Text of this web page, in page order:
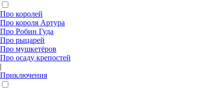
Про королей
Про короля Артура
Про Робин Гуда
Про рыцарей
Про мушкетёров
Про осаду крепостей
|
Приключения